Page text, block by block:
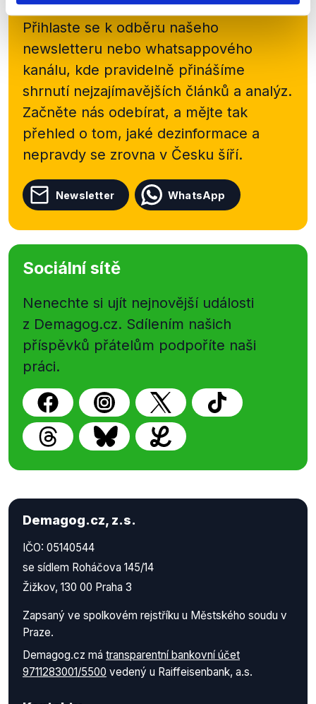
Přihlaste se k odběru našeho
newsletteru nebo whatsappového
kanálu, kde pravidelně přinášíme
shrnutí nejzajímavějších článků a analýz.
Začněte nás odebírat, a mějte tak
přehled o tom, jaké dezinformace a
nepravdy se zrovna v Česku šíří.
Newsletter WhatsApp
Sociální sítě
Nenechte si ujít nejnovější události
z Demagog.cz. Sdílením našich
příspěvků přátelům podpoříte naši
práci.
Demagog.cz, z.s.
IČO: 05140544
se sídlem Roháčova 145/14
Žižkov, 130 00 Praha 3
Zapsaný ve spolkovém rejstříku u Městského soudu v
Praze.
Demagog.cz má transparentní bankovní účet
9711283001/5500 vedený u Raiffeisenbank, a.s.